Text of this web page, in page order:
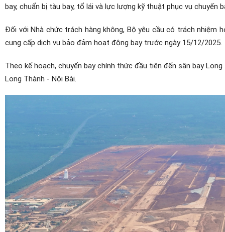
bay, chuẩn bị tàu bay, tổ lái và lực lượng kỹ thuật phục vụ chuyến
Đối với Nhà chức trách hàng không, Bộ yêu cầu có trách nhiệm
cung cấp dịch vụ bảo đảm hoạt động bay trước ngày 15/12/2025.
Theo kế hoạch, chuyến bay chính thức đầu tiên đến sân bay
Long Thành - Nội Bài.